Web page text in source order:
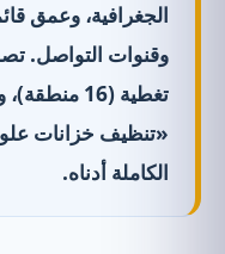
الجغرافية، وعمق
وقنوات التواصل.
تغطية (16
«تنظيف خزانات
الكاملة أدناه.